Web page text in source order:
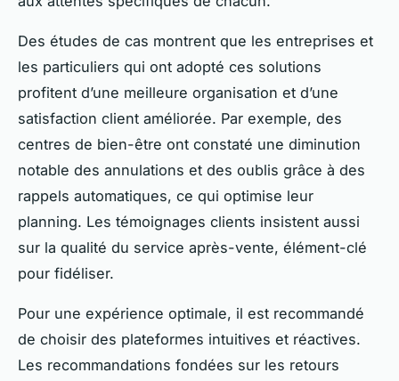
Des études de cas montrent que les entreprises et
les particuliers qui ont adopté ces solutions
profitent d’une meilleure organisation et d’une
satisfaction client améliorée. Par exemple, des
centres de bien-être ont constaté une diminution
notable des annulations et des oublis grâce à des
rappels automatiques, ce qui optimise leur
planning. Les témoignages clients insistent aussi
sur la qualité du service après-vente, élément-clé
pour fidéliser.
Pour une expérience optimale, il est recommandé
de choisir des plateformes intuitives et réactives.
Les recommandations fondées sur les retours